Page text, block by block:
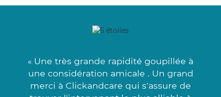
« Une très grande rapidité goupillée à
une considération amicale . Un grand
merci à Clickandcare qui s'assure de